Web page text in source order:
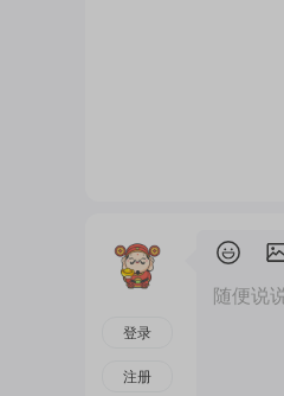
登录
注册
随便说